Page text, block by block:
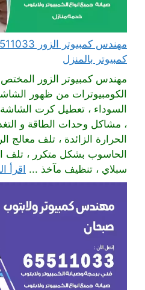
كمبيوتر بالمنزل
مهندس كمبيوتر الزور
الكومبيوترات من ظهور
السوداء ، تعطيل كرت
، مشاكل وحدات الطاقة و
الحرارة الزائدة ، تلف معالج
الحاسوب بشكل متكرر ، تلف
سبلاي ، تنظيف مآخذ ... اقرأ